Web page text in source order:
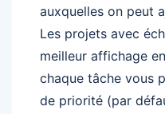
auxquelles on peut
Les projets avec
meilleur affichage
chaque tâche vous
de priorité (par